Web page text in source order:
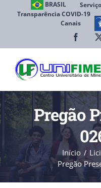
BRASIL
Transparência COVID-19
Canais
Pregão
Início
Pregão